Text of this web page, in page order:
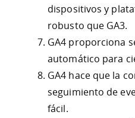
dispositivos y
robusto que GA3.
GA4 proporciona
automático para
GA4 hace que la
seguimiento de
fácil.